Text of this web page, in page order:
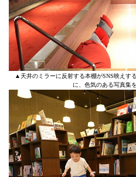
▲天井のミラーに反射する本棚がSNS映えす
に、色気のある写真集